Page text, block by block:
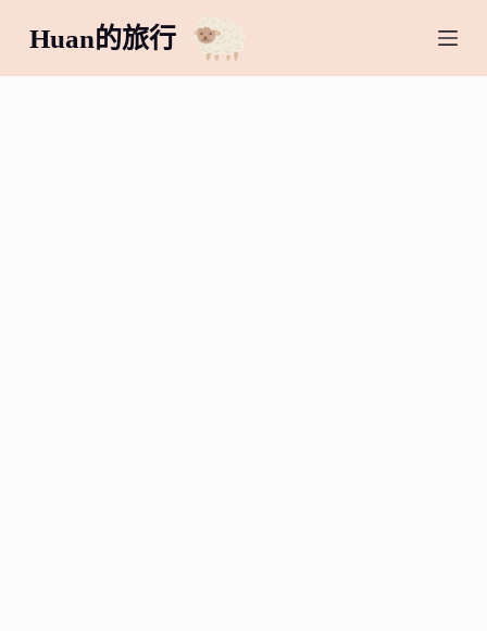
跳
至
主
Huan的旅行